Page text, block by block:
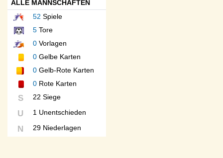
ALLE MANNSCHAFTEN
52 Spiele
5 Tore
0 Vorlagen
0 Gelbe Karten
0 Gelb-Rote Karten
0 Rote Karten
S 22 Siege
U 1 Unentschieden
N 29 Niederlagen